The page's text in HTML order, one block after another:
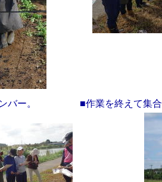
バー。 ■作業を終えて集